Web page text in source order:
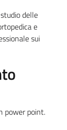
delle
e
sui
power point.